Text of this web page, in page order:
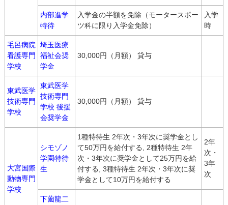
内部進学
特待
入学金の半額を免除（モータースポー
ツ科に限り入学金免除）
入学
時
毛呂病院
看護専門
学校
埼玉医療
福祉会奨
学金
30,000円（月額） 貸与
東武医学
技術専門
学校
東武医学
技術専門
学校 後援
会奨学金
30,000円（月額） 貸与
大宮国際
動物専門
学校
シモゾノ
学園特待
生
1種特待生 2年次・3年次に奨学金とし
て50万円を給付する, 2種特待生 2年
次・3年次に奨学金として25万円を給
付する, 3種特待生 2年次・3年次に奨
学金として10万円を給付する
2年
次・
3年
次
下薗龍二